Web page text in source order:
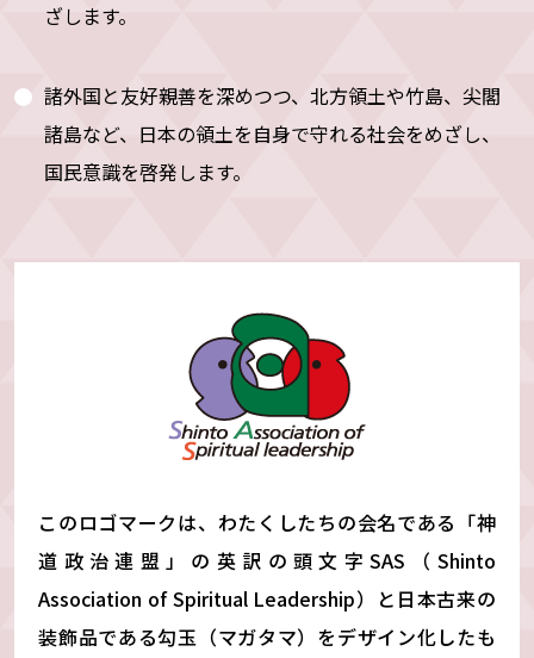
ざします。
諸外国と友好親善を深めつつ、北方領土や竹島、尖閣
諸島など、日本の領土を自身で守れる社会をめざし、
国民意識を啓発します。
このロゴマークは、わたくしたちの会名である「神
道政治連盟」の 英訳の頭文字SAS（Shinto
Association of Spiritual Leadership）と 日本古来の
装飾品である勾玉（マガタマ）をデザイン化したも